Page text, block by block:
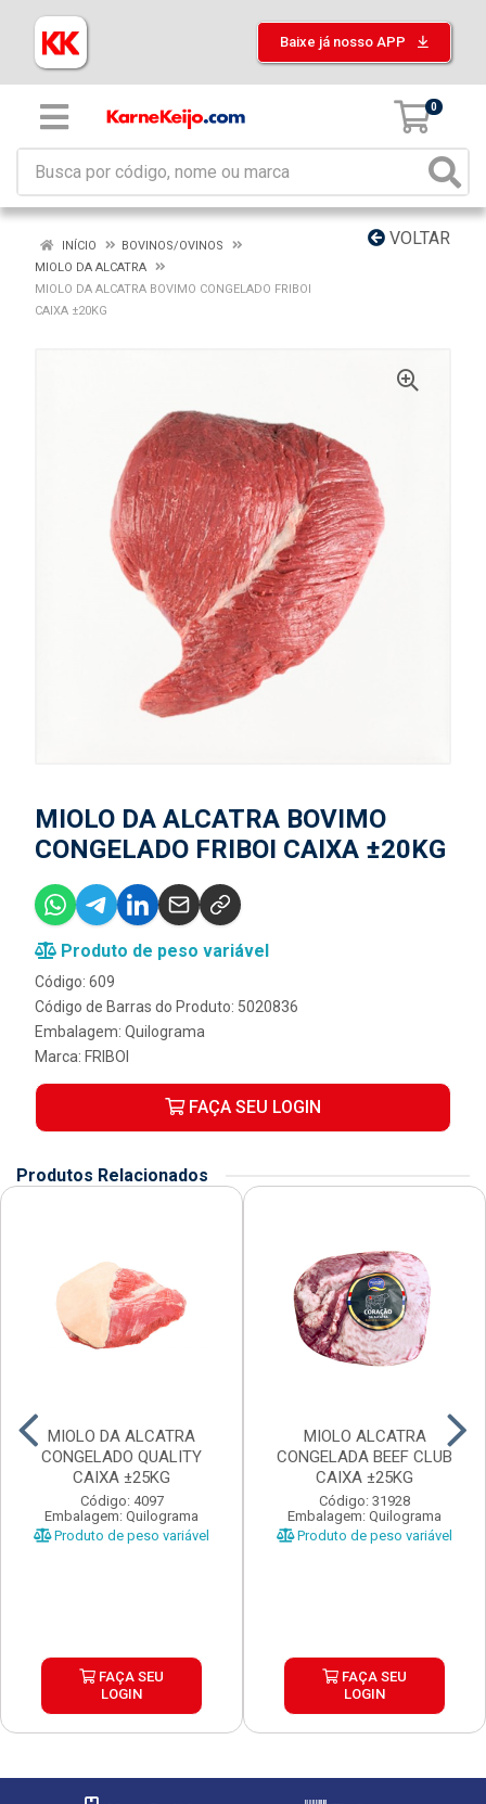
Baixe já nosso APP
0
VOLTAR
INÍCIO
BOVINOS/OVINOS
MIOLO DA ALCATRA
MIOLO DA ALCATRA BOVIMO CONGELADO FRIBOI
CAIXA ±20KG
MIOLO DA ALCATRA BOVIMO
CONGELADO FRIBOI CAIXA ±20KG
Produto de peso variável
Código: 609
Código de Barras do Produto: 5020836
Embalagem: Quilograma
Marca: FRIBOI
FAÇA SEU LOGIN
Produtos Relacionados
MIOLO DA ALCATRA
CONGELADO QUALITY
CAIXA ±25KG
Código: 4097
Embalagem: Quilograma
Produto de peso variável
FAÇA SEU
LOGIN
MIOLO ALCATRA
CONGELADA BEEF CLUB
CAIXA ±25KG
Código: 31928
Embalagem: Quilograma
Produto de peso variável
FAÇA SEU
LOGIN